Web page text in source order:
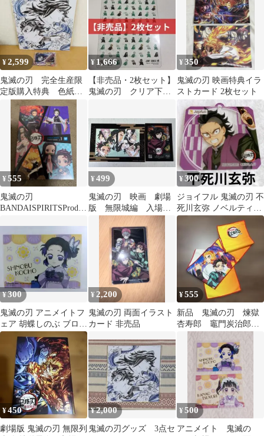
¥2,599
鬼滅の刃 完全生産限
定版購入特典 色紙
無限城編 第一章 猗窩座
¥ 1,666
【非売品・2枚セット】
鬼滅の刃 クリア下敷
¥350
鬼滅の刃 映画特典イラ
ストカード 2枚セット
¥555
鬼滅の刃
BANDAISPIRITSProduc
¥499
鬼滅の刃 映画 劇場
版 無限城編 入場特
典 富岡義勇 非売品
¥300
ジョイフル 鬼滅の刃 不
死川玄弥 ノベルティ
Joyfull 限定品 非売品
¥300
鬼滅の刃 アニメイトフ
ェア 胡蝶しのぶ ブロマ
イド
¥ 2,200
鬼滅の刃 両面イラスト
カード 非売品
¥555
新品 鬼滅の刃 煉獄
杏寿郎 竈門炭治郎
車編 非売品
¥450
劇場版 鬼滅の刃 無限列
¥2,000
鬼滅の刃グッズ 3点セ
¥500
アニメイト 鬼滅の